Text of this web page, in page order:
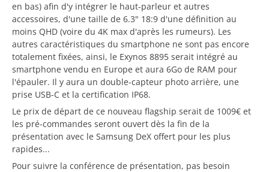
en bas) afin d'y intégrer le haut-parleur et autres
accessoires, d'une taille de 6.3" 18:9 d'une définition au
moins QHD (voire du 4K max d'après les rumeurs). Les
autres caractéristiques du smartphone ne sont pas encore
totalement fixées, ainsi, le Exynos 8895 serait intégré au
smartphone vendu en Europe et aura 6Go de RAM pour
l'épauler. Il y aura un double-capteur photo arrière, une
prise USB-C et la certification IP68.
Le prix de départ de ce nouveau flagship serait de 1009€ et
les pré-commandes seront ouvert dès la fin de la
présentation avec le Samsung DeX offert pour les plus
rapides...
Pour suivre la conférence de présentation, pas besoin